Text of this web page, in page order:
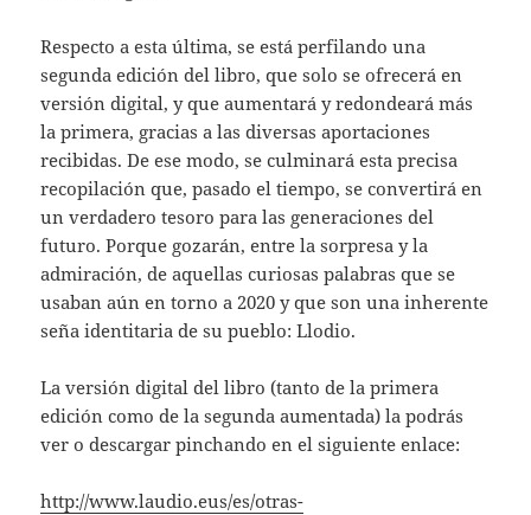
Respecto a esta última, se está perfilando una
segunda edición del libro, que solo se ofrecerá en
versión digital, y que aumentará y redondeará más
la primera, gracias a las diversas aportaciones
recibidas. De ese modo, se culminará esta precisa
recopilación que, pasado el tiempo, se convertirá en
un verdadero tesoro para las generaciones del
futuro. Porque gozarán, entre la sorpresa y la
admiración, de aquellas curiosas palabras que se
usaban aún en torno a 2020 y que son una inherente
seña identitaria de su pueblo: Llodio.
La versión digital del libro (tanto de la primera
edición como de la segunda aumentada) la podrás
ver o descargar pinchando en el siguiente enlace:
http://www.laudio.eus/es/otras-